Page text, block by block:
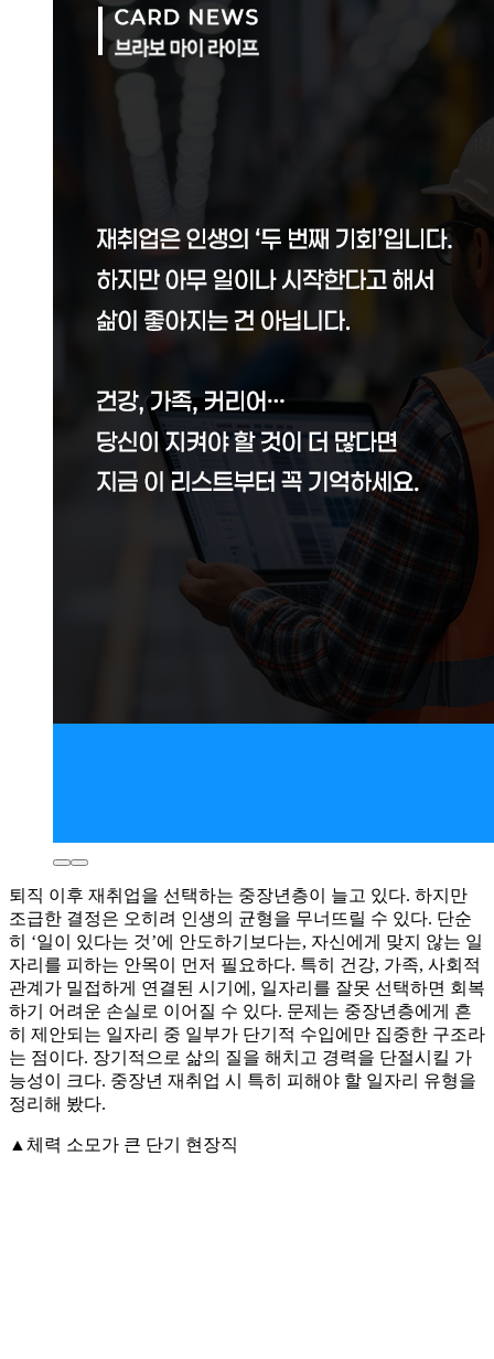
퇴직 이후 재취업을 선택하는 중장년층이 늘고 있다. 하지만
조급한 결정은 오히려 인생의 균형을 무너뜨릴 수 있다. 단순
히 ‘일이 있다는 것’에 안도하기보다는, 자신에게 맞지 않는 일
자리를 피하는 안목이 먼저 필요하다. 특히 건강, 가족, 사회적
관계가 밀접하게 연결된 시기에, 일자리를 잘못 선택하면 회복
하기 어려운 손실로 이어질 수 있다. 문제는 중장년층에게 흔
히 제안되는 일자리 중 일부가 단기적 수입에만 집중한 구조라
는 점이다. 장기적으로 삶의 질을 해치고 경력을 단절시킬 가
능성이 크다. 중장년 재취업 시 특히 피해야 할 일자리 유형을
정리해 봤다.
▲체력 소모가 큰 단기 현장직